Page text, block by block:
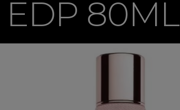
EDP 80ML